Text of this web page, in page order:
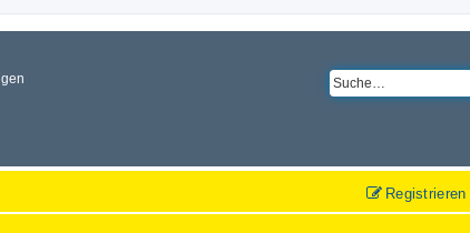
Registrieren